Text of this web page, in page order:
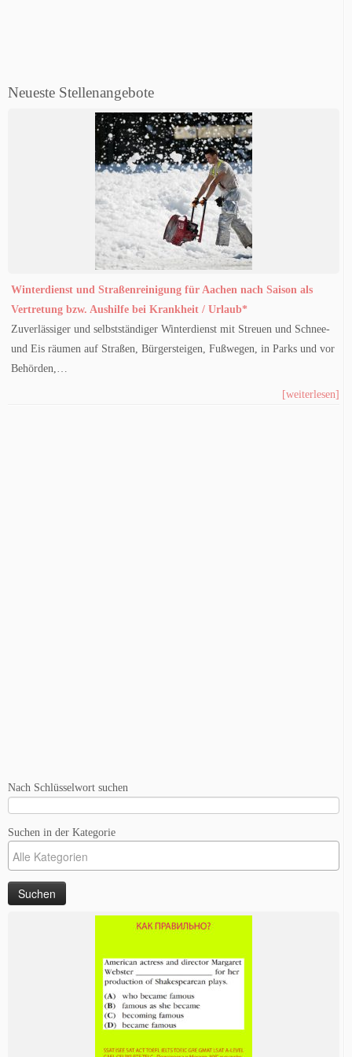
Neueste Stellenangebote
Winterdienst und Straßenreinigung für Aachen nach Saison als
Vertretung bzw. Aushilfe bei Krankheit / Urlaub*
Zuverlässiger und selbstständiger Winterdienst mit Streuen und Schnee-
und Eis räumen auf Straßen, Bürgersteigen, Fußwegen, in Parks und vor
Behörden,…
[weiterlesen]
Nach Schlüsselwort suchen
Suchen in der Kategorie